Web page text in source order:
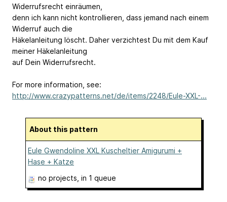
Widerrufsrecht einräumen,
denn ich kann nicht kontrollieren, dass jemand nach einem
Widerruf auch die
Häkelanleitung löscht. Daher verzichtest Du mit dem Kauf
meiner Häkelanleitung
auf Dein Widerrufsrecht.
For more information, see:
http://www.crazypatterns.net/de/items/2248/Eule-XXL-...
About this pattern
Eule Gwendoline XXL Kuscheltier Amigurumi +
Hase + Katze
no projects, in 1 queue